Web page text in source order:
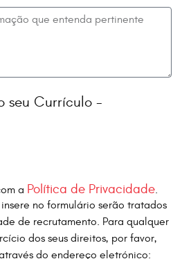
seu Currículo -
a Política de Privacidade.
no formulário serão tratados
de recrutamento. Para qualquer
dos seus direitos, por favor,
do endereço eletrónico: